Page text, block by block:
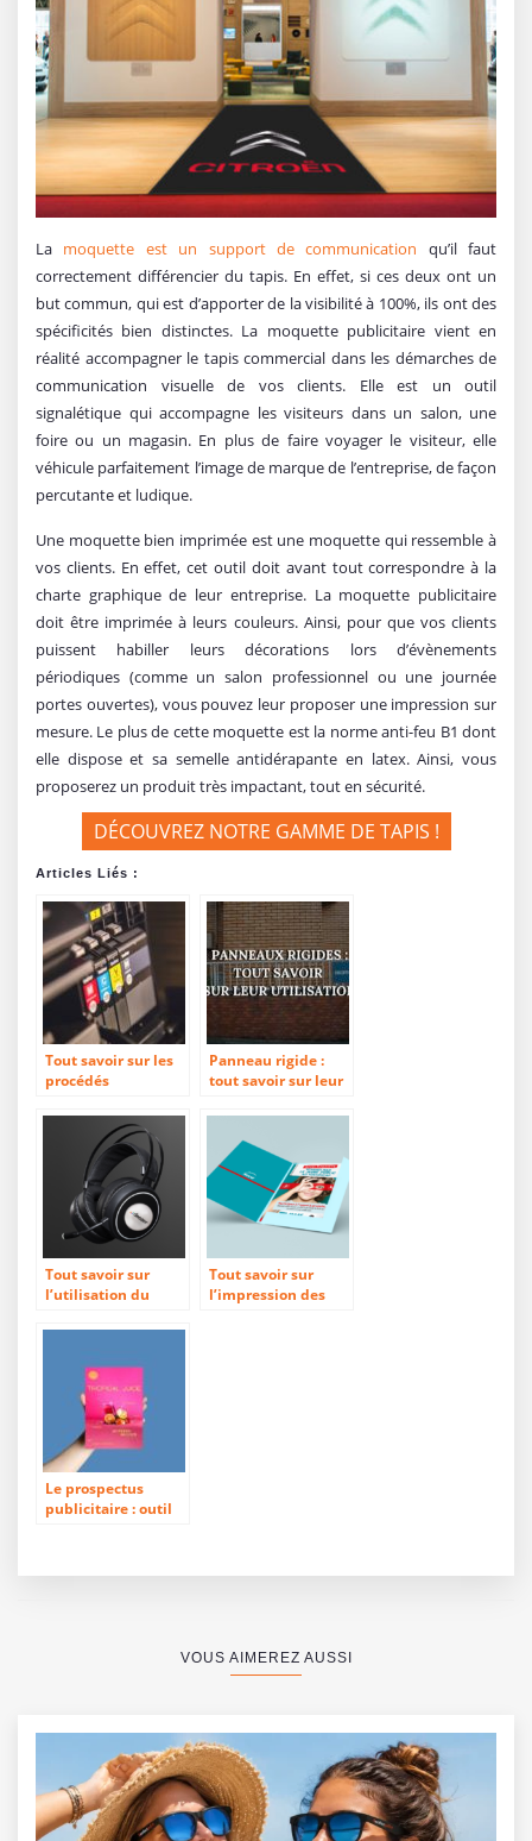
La moquette est un support de communication qu’il faut
correctement différencier du tapis. En effet, si ces deux ont un
but commun, qui est d’apporter de la visibilité à 100%, ils ont des
spécificités bien distinctes. La moquette publicitaire vient en
réalité accompagner le tapis commercial dans les démarches de
communication visuelle de vos clients. Elle est un outil
signalétique qui accompagne les visiteurs dans un salon, une
foire ou un magasin. En plus de faire voyager le visiteur, elle
véhicule parfaitement l’image de marque de l’entreprise, de façon
percutante et ludique.
Une moquette bien imprimée est une moquette qui ressemble à
vos clients. En effet, cet outil doit avant tout correspondre à la
charte graphique de leur entreprise. La moquette publicitaire
doit être imprimée à leurs couleurs. Ainsi, pour que vos clients
puissent habiller leurs décorations lors d’évènements
périodiques (comme un salon professionnel ou une journée
portes ouvertes), vous pouvez leur proposer une impression sur
mesure. Le plus de cette moquette est la norme anti-feu B1 dont
elle dispose et sa semelle antidérapante en latex. Ainsi, vous
proposerez un produit très impactant, tout en sécurité.
DÉCOUVREZ NOTRE GAMME DE TAPIS !
Articles Liés :
Tout savoir sur les
procédés
Panneau rigide :
tout savoir sur leur
Tout savoir sur
l’utilisation du
Tout savoir sur
l’impression des
Le prospectus
publicitaire : outil
VOUS AIMEREZ AUSSI